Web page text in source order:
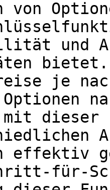
von
und
bietet.
je
mit dieser
effektiv
für-